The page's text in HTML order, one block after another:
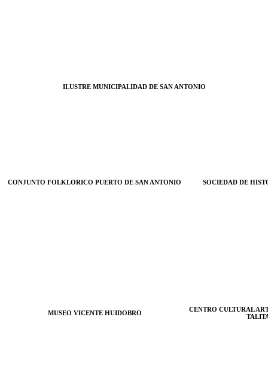
ILUSTRE MUNICIPALIDAD DE SAN ANTONIO
CONJUNTO FOLKLORICO PUERTO DE SAN ANTONIO SOCIEDAD DE
MUSEO VICENTE HUIDOBRO
CENTRO CULTURAL